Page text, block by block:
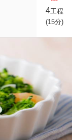
4工程
(15分)